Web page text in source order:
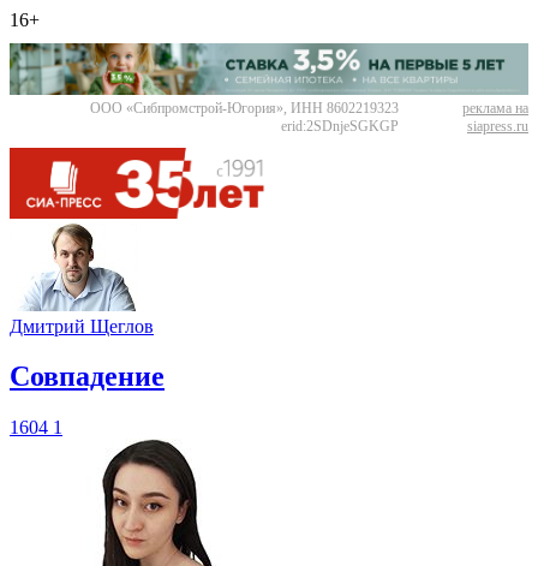
16+
ООО «Сибпромстрой-Югория», ИНН 8602219323
erid:2SDnjeSGKGP
реклама на
siapress.ru
Дмитрий Щеглов
​Совпадение
1604 1